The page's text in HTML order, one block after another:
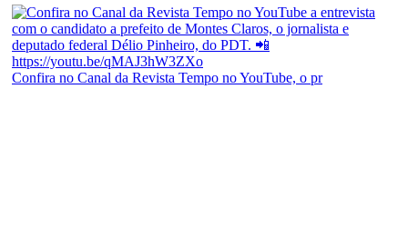
Confira no Canal da Revista Tempo no YouTube, o pr